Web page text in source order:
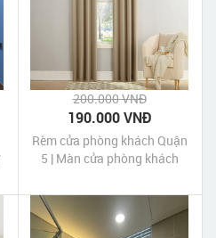
200.000 VNĐ
190.000 VNĐ
Rèm cửa phòng khách Quận
5 | Màn cửa phòng khách